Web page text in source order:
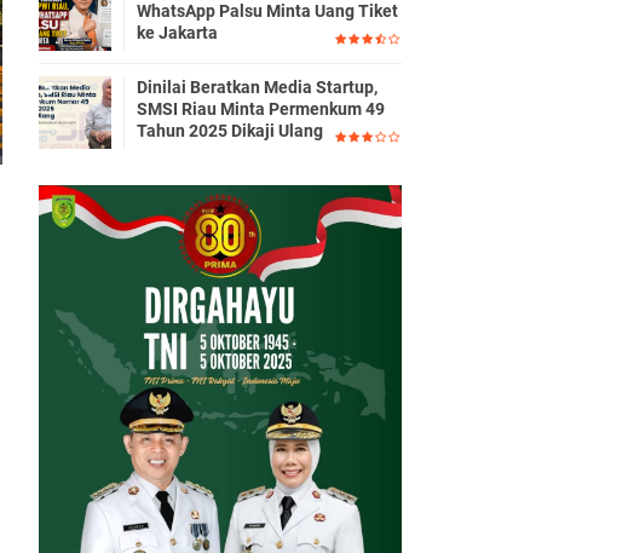
WhatsApp Palsu Minta Uang Tiket
ke Jakarta
Dinilai Beratkan Media Startup,
SMSI Riau Minta Permenkum 49
Tahun 2025 Dikaji Ulang